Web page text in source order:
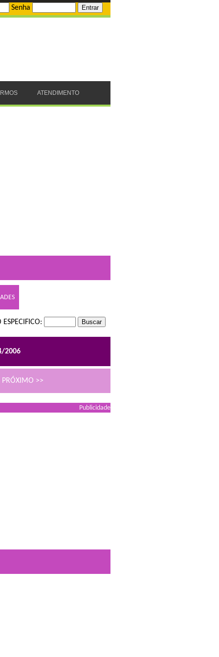
Senha
ATENDIMENTO
ESPECIFICO:
2006
PRÓXIMO >>
Publicidade